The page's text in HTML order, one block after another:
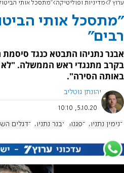
ערוץ 7 מדיניות ופוליטיקה "מתסכל אותי
"מתסכל אותי
רבים"
אבנר נתניהו התבטא כנגד
בקרב מתנגדי ראש הממשלה. "לא
באותה הסירה".
יהונתן גוטליב
5.10.20, 10:10
בנימין נתניהו הפגנות אבנר נתניהו הדגלים